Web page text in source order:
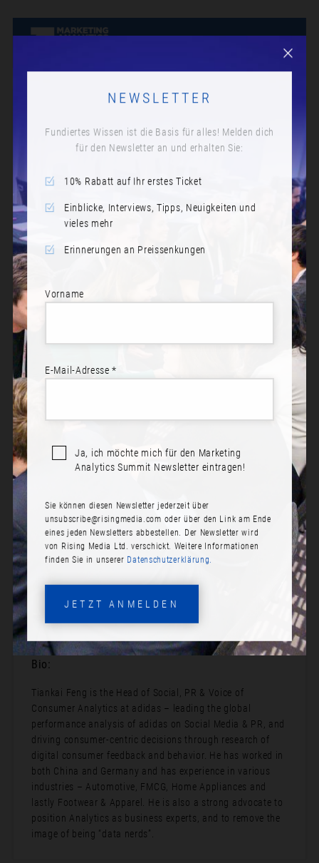
TIANKAI FENG
Rolle:
Head of Social, PR & Voice of Consumer
Analytics
Bio:
Tiankai Feng is the Head of Social, PR & Voice of
Consumer Analytics at adidas – leading the global
performance analysis of adidas on Social Media & PR, and
driving consumer-centric decisions through research of
digital consumer feedback and behavior. He has worked in
both China and Germany and has experience in various
industries – Automotive, FMCG, Home Appliances and
lastly Footwear & Apparel. He is also a strong advocate to
position Analytics as business experts, and to remove the
image of being “data nerds”.
NEWSLETTER
Fundiertes Wissen ist die Basis für alles! Melden dich
für den Newsletter an und erhalten Sie:
10% Rabatt auf Ihr erstes Ticket
Einblicke, Interviews, Tipps, Neuigkeiten und
vieles mehr
Erinnerungen an Preissenkungen
Vorname
E-Mail-Adresse *
Ja, ich möchte mich für den Marketing
Analytics Summit Newsletter eintragen!
Sie können diesen Newsletter jederzeit über
unsubscribe@risingmedia.com oder über den Link am Ende
eines jeden Newsletters abbestellen. Der Newsletter wird
von Rising Media Ltd. verschickt. Weitere Informationen
finden Sie in unserer Datenschutzerklärung.
JETZT ANMELDEN